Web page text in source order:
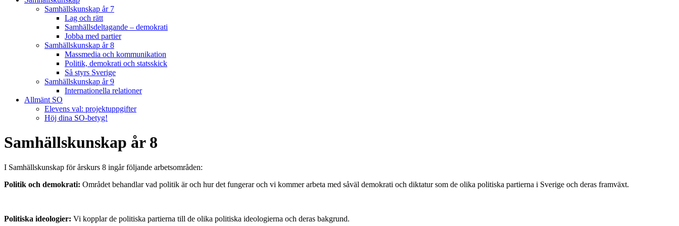
Samhällskunskap år 7
Lag och rätt
Samhällsdeltagande – demokrati
Jobba med partier
Samhällskunskap år 8
Massmedia och kommunikation
Politik, demokrati och statsskick
Så styrs Sverige
Samhällskunskap år 9
Internationella relationer
Allmänt SO
Elevens val: projektuppgifter
Höj dina SO-betyg!
Samhällskunskap år 8
I Samhällskunskap för årskurs 8 ingår följande arbetsområden:
Politik och demokrati: Området behandlar vad politik är och hur det fungerar och vi kommer arbeta med såväl demokrati och diktatur som de olika politiska partierna i Sverige och deras framväxt.
Politiska ideologier: Vi kopplar de politiska partierna till de olika politiska ideologierna och deras bakgrund.